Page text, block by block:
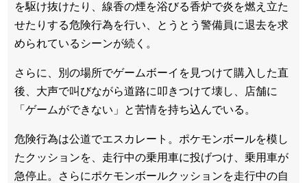
を駆け抜けたり、線香の煙を浴びる香炉で炎を燃え立た
せたりする危険行為を行い、とうとう警備員に退去を求
められているシーンが続く。
さらに、別の場所でゲームボーイを見つけて購入した直
後、大声で叫びながら道路に叩きつけて壊し、店舗に
「ゲームができない」と苦情を持ち込んでいる。
危険行為は公道でエスカレート。ポケモンボールを模し
たクッションを、走行中の乗用車に投げつけ、乗用車が
急停止。さらにポケモンボールクッションを走行中の自